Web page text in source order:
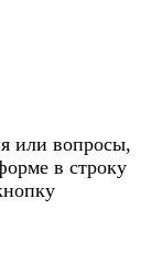
или вопросы,
в строку